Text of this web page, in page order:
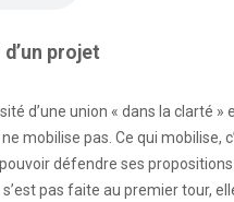
projet
d’une union « dans la clarté
mobilise pas. Ce qui mobilise,
défendre ses
pas faite au premier tour,